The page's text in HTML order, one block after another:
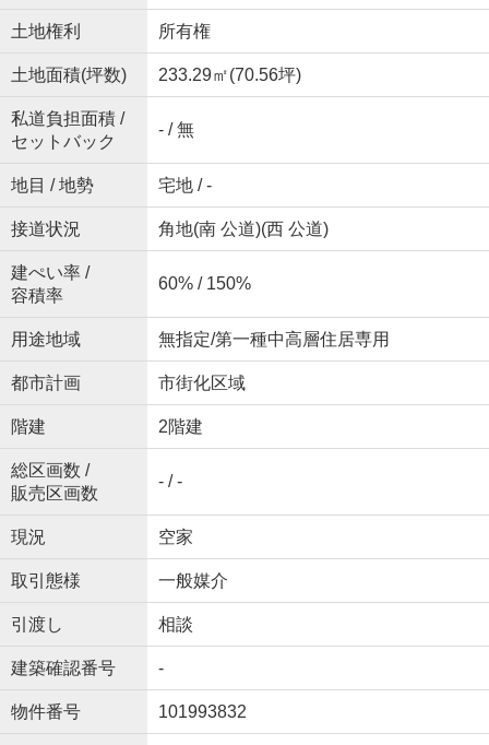
土地権利 所有権
土地面積(坪数) 233.29㎡(70.56坪)
私道負担面積 /
セットバック
- / 無
地目 / 地勢 宅地 / -
接道状況 角地(南 公道)(西 公道)
建ぺい率 /
容積率
60% / 150%
用途地域 無指定/第一種中高層住居専用
都市計画 市街化区域
階建 2階建
総区画数 /
販売区画数
- / -
現況 空家
取引態様 一般媒介
引渡し 相談
建築確認番号 -
物件番号 101993832